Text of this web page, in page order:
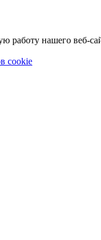
нашего веб-
cookie